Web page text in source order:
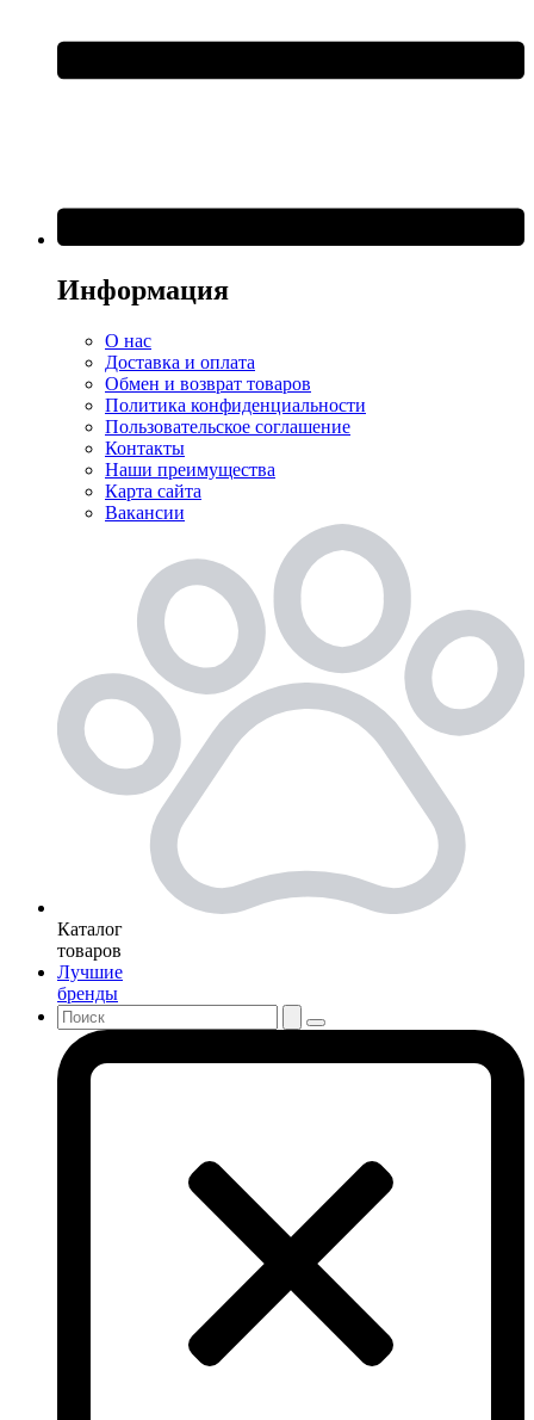
Информация
О нас
Доставка и оплата
Обмен и возврат товаров
Политика конфиденциальности
Пользовательское соглашение
Контакты
Наши преимущества
Карта сайта
Вакансии
Каталог
товаров
Лучшие
бренды